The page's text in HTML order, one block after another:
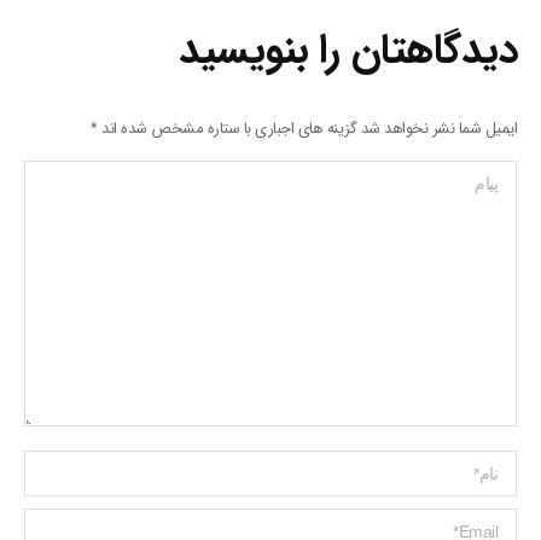
دیدگاهتان را بنویسید
ایمیل شما نشر نخواهد شد گزینه های اجباری با ستاره مشخص شده اند*
پیام
Name *
ایمیل *